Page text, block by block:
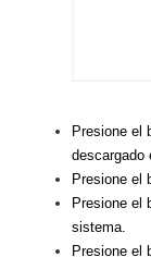
Presione el
descargado
Presione el
Presione el
sistema.
Presione el